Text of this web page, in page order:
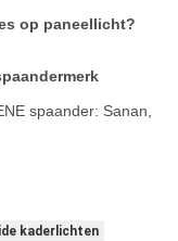
op paneellicht?
spaander: Sanan,
kaderlichten